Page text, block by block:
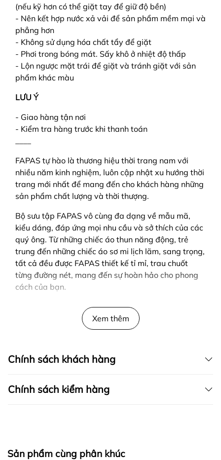
(nếu kỹ hơn có thể giặt tay để giữ độ bền)
- Nên kết hợp nước xả vải để sản phẩm mềm mại và
phẳng hơn
- Không sử dụng hóa chất tẩy để giặt
- Phơi trong bóng mát. Sấy khô ở nhiệt độ thấp
- Lộn ngược mặt trái để giặt và tránh giặt với sản
phẩm khác màu
LƯU Ý
- Giao hàng tận nơi
- Kiểm tra hàng trước khi thanh toán
FAPAS tự hào là thương hiệu thời trang nam với
nhiều năm kinh nghiệm, luôn cập nhật xu hướng thời
trang mới nhất để mang đến cho khách hàng những
sản phẩm chất lượng và thời thượng.
Bộ sưu tập FAPAS vô cùng đa dạng về mẫu mã,
kiểu dáng, đáp ứng mọi nhu cầu và sở thích của các
quý ông. Từ những chiếc áo thun năng động, trẻ
trung đến những chiếc áo sơ mi lịch lãm, sang trọng,
tất cả đều được FAPAS thiết kế tỉ mỉ, trau chuốt
từng đường nét, mang đến sự hoàn hảo cho phong
cách của bạn.
SẢN PHẨM ĐƯỢC THIẾT KẾ BỞI FAPAS
Xem thêm
Chính sách khách hàng
Chính sách kiểm hàng
Sản phẩm cùng phân khúc